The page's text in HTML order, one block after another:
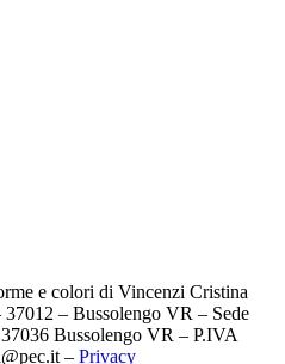
e colori di Vincenzi Cristina
– Bussolengo VR – Sede
Bussolengo VR – P.IVA
– Privacy